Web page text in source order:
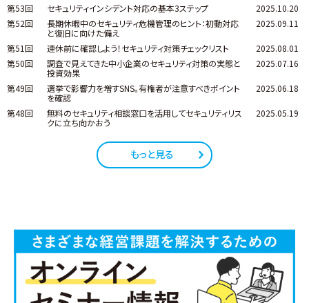
第53回 セキュリティインシデント対応の基本3ステップ
2025.10.20
第52回
長期休暇中のセキュリティ危機管理のヒント：初動対応
と復旧に向けた備え
2025.09.11
第51回 連休前に確認しよう！セキュリティ対策チェックリスト
2025.08.01
第50回
調査で見えてきた中小企業のセキュリティ対策の実態と
投資効果
2025.07.16
第49回
選挙で影響力を増すSNS。有権者が注意すべきポイント
を確認
2025.06.18
第48回
無料のセキュリティ相談窓口を活用してセキュリティリス
クに立ち向かおう
2025.05.19
もっと見る